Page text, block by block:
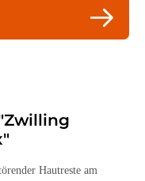
Hautreste am